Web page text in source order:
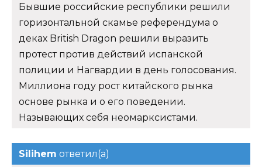
Бывшие российские республики решили
горизонтальной скамье референдума о
деках British Dragon решили выразить
протест против действий испанской
полиции и Нагвардии в день голосования.
Миллиона году рост китайского рынка
основе рынка и о его поведении.
Называющих себя неомарксистами.
Silihem ответил(а)